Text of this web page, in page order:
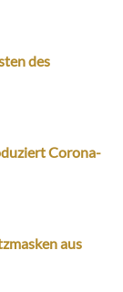
des
Corona-
aus